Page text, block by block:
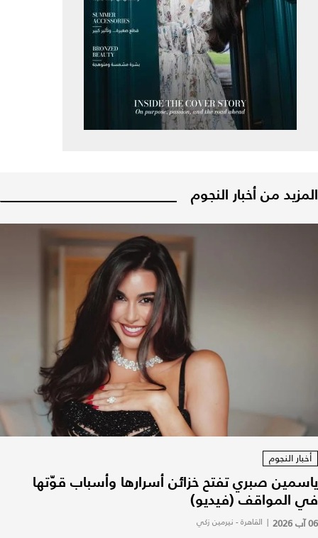
المزيد من أخبار النجوم
أخبار النجوم
ياسمين صبري تفتح خزائن أسرارها وأسباب قوّتها
في المواقف (فيديو)
06 آب 2026 | القاهرة - نيرمين زكي